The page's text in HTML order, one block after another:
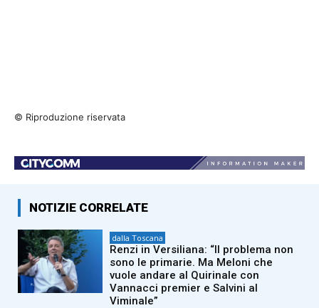
© Riproduzione riservata
NOTIZIE CORRELATE
dalla Toscana
Renzi in Versiliana: “Il problema non
sono le primarie. Ma Meloni che
vuole andare al Quirinale con
Vannacci premier e Salvini al
Viminale”